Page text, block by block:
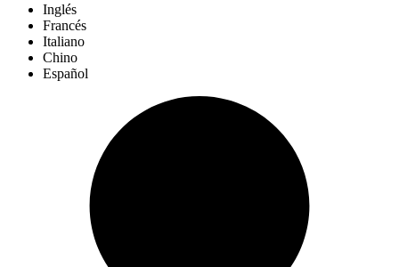
Inglés
Francés
Italiano
Chino
Español